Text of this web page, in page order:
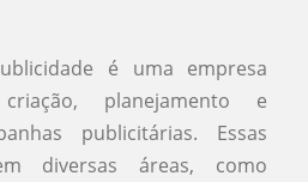
é uma empresa
planejamento e
publicitárias. Essas
diversas áreas, como